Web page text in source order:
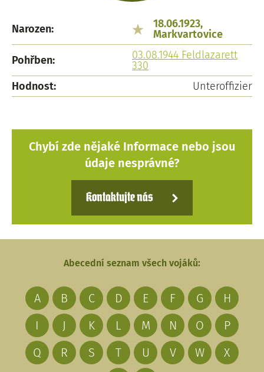
Narozen:
18.06.1923,
Markvartovice
Pohřben:
03.08.1944 Feldlazarett
330
Hodnost:
Unteroffizier
Chybí zde nějaké Informace nebo jsou
údaje nesprávné?
Kontaktujte nás
Abecední seznam všech vojáků:
A B C D E F G
H
I
J K L M N O
P
Q
R S T U V W
X